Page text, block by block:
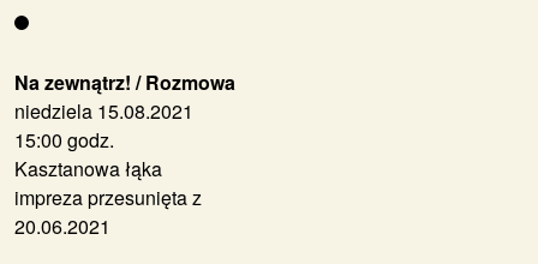
Na zewnątrz! / Rozmowa
niedziela 15.08.2021
15:00 godz.
Kasztanowa łąka
impreza przesunięta z
20.06.2021